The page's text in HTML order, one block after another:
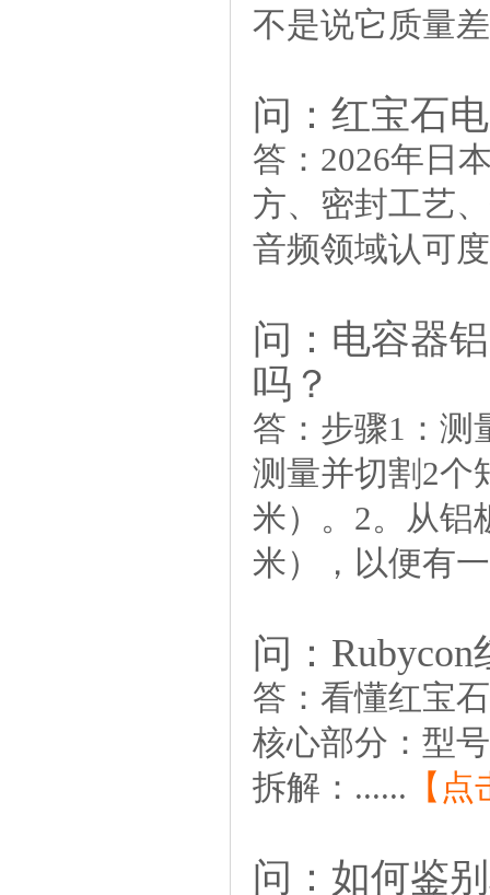
不是说它质量
问：红宝石
答： 2026年日
方、密封工艺
音频领域认可
问：电容器
吗？
答： 步骤1：测
测量并切割2个
米）。2。从铝
米），以便有
问：
答： 看懂红宝
核心部分：型
拆解：...... 【
问：如何鉴